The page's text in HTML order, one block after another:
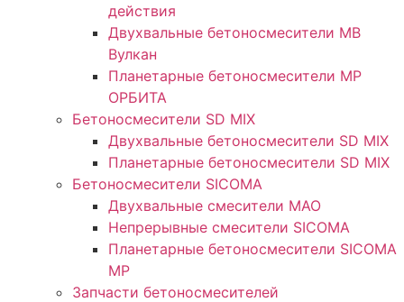
действия
Двухвальные бетоносмесители MB
Вулкан
Планетарные бетоносмесители MP
ОРБИТА
Бетоносмесители SD MIX
Двухвальные бетоносмесители SD MIX
Планетарные бетоносмесители SD MIX
Бетоносмесители SICOMA
Двухвальные смесители MAO
Непрерывные смесители SICOMA
Планетарные бетоносмесители SICOMA
MP
Запчасти бетоносмесителей